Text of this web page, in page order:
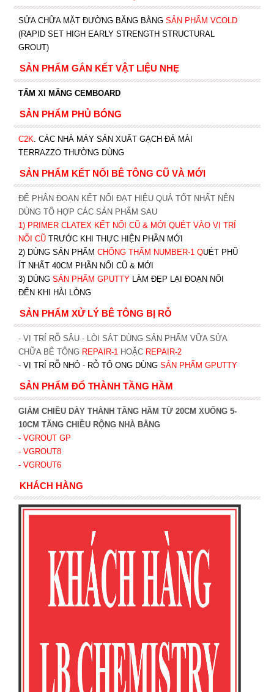
SỬA CHỮA MẶT ĐƯỜNG BĂNG BẰNG SẢN PHẨM VCOLD
(RAPID SET HIGH EARLY STRENGTH STRUCTURAL
GROUT)
SẢN PHẨM GẮN KẾT VẬT LIỆU NHẸ
TẤM XI MĂNG CEMBOARD
SẢN PHẨM PHỦ BÓNG
C2K. CÁC NHÀ MÁY SẢN XUẤT GẠCH ĐÁ MÀI
TERRAZZO THƯỜNG DÙNG
SẢN PHẨM KẾT NỐI BÊ TÔNG CŨ VÀ MỚI
ĐỂ PHÂN ĐOẠN KẾT NỐI ĐẠT HIỆU QUẢ TỐT NHẤT NÊN
DÙNG TỔ HỢP CÁC SẢN PHẨM SAU
1) PRIMER CLATEX KẾT NỐI CŨ & MỚI QUÉT VÀO VỊ TRÍ
NỐI CŨ TRƯỚC KHI THỰC HIỆN PHẦN MỚI
2) DÙNG SẢN PHẨM CHỐNG THẤM NUMBER-1QUÉT PHŨ
ÍT NHẤT 40CM PHẦN NỐI CŨ & MỚI
3) DÙNG SẢN PHẨM GPUTTY LÀM ĐẸP LẠI ĐOẠN NỐI
ĐẾN KHI HÀI LÒNG
SẢN PHẨM XỬ LÝ BÊ TÔNG BỊ RỖ
- VỊ TRÍ RỖ SÂU - LÒI SẮT DÙNG SẢN PHẨM VỮA SỬA
CHỮA BÊ TÔNG REPAIR-1HOẶC REPAIR-2
- VỊ TRÍ RỖ NHỎ - RỖ TỔ ONG DÙNG SẢN PHẨM GPUTTY
SẢN PHẨM ĐỔ THÀNH TẦNG HẦM
GIẢM CHIỀU DÀY THÀNH TẦNG HẦM TỪ 20CM XUỐNG 5-
10CM TĂNG CHIỀU RỘNG NHÀ BẰNG
- VGROUT GP
- VGROUT8
- VGROUT6
KHÁCH HÀNG